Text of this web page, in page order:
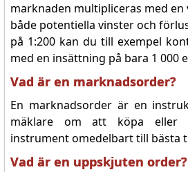
marknaden multipliceras med en
både potentiella vinster och
på 1:200 kan du till exempel
med en insättning på bara 1 000
Vad är en marknadsorder?
En marknadsorder är en
mäklare om att köpa eller
instrument omedelbart till bästa
Vad är en uppskjuten order?